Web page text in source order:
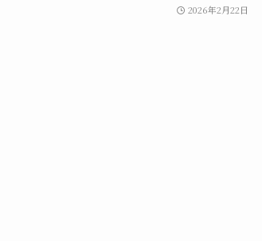
2026年2月22日